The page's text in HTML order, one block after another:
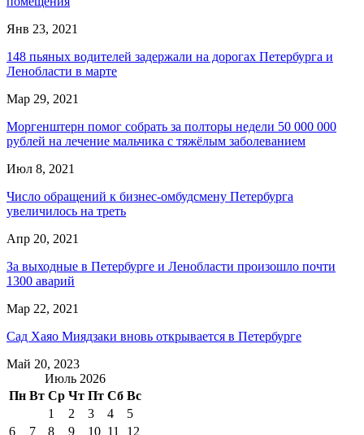
Янв 23, 2021
148 пьяных водителей задержали на дорогах Петербурга и
Ленобласти в марте
Мар 29, 2021
Моргенштерн помог собрать за полторы недели 50 000 000
рублей на лечение мальчика с тяжёлым заболеванием
Июл 8, 2021
Число обращений к бизнес-омбудсмену Петербурга
увеличилось на треть
Апр 20, 2021
За выходные в Петербурге и Ленобласти произошло почти
1300 аварий
Мар 22, 2021
Сад Хаяо Миядзаки вновь открывается в Петербурге
Май 20, 2023
Июль 2026
Пн Вт Ср Чт Пт Сб Вс
1
2 3 4
5
6
7 8 9 10 11
12